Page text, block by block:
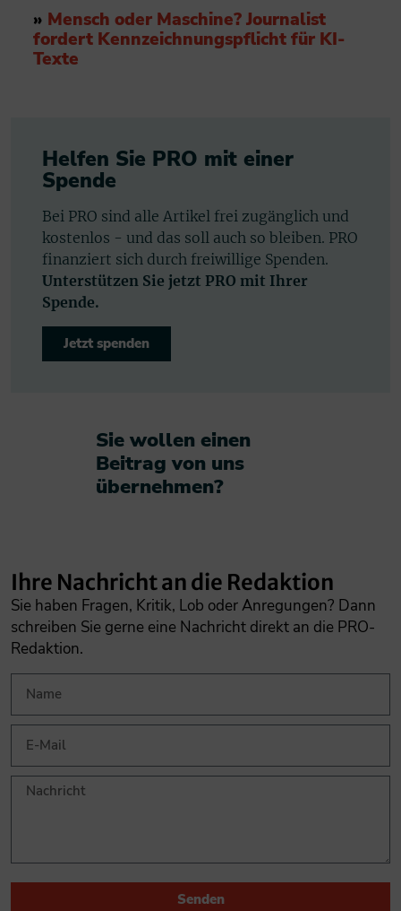
» Mensch oder Maschine? Journalist
fordert Kennzeichnungspflicht für KI-
Texte
Helfen Sie PRO mit einer
Spende
Bei PRO sind alle Artikel frei zugänglich und
kostenlos - und das soll auch so bleiben. PRO
finanziert sich durch freiwillige Spenden.
Unterstützen Sie jetzt PRO mit Ihrer
Spende.
Jetzt spenden
Sie wollen einen
Beitrag von uns
übernehmen?​
Ihre Nachricht an die Redaktion
Sie haben Fragen, Kritik, Lob oder Anregungen? Dann
schreiben Sie gerne eine Nachricht direkt an die PRO-
Redaktion.
Senden